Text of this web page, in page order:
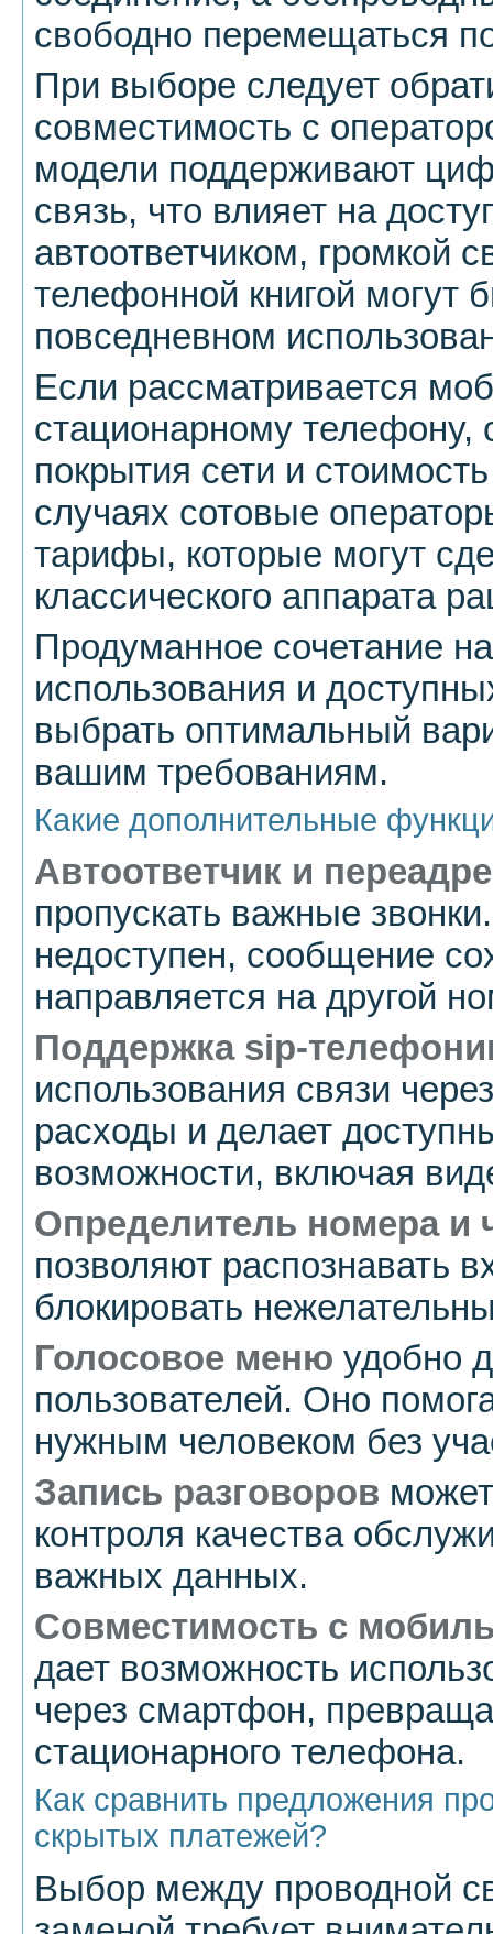
свободно перемещаться
При выборе следует
совместимость с
модели поддерживают
связь, что влияет на
автоответчиком, громкой
телефонной книгой могут
повседневном
Если рассматривается
стационарному телефону,
покрытия сети и
случаях сотовые
тарифы, которые могут
классического аппарата
Продуманное сочетание
использования и
выбрать оптимальный
вашим требованиям.
Какие дополнительные
Автоответчик и
пропускать важные
недоступен, сообщение
направляется на другой
Поддержка sip-
использования связи
расходы и делает
возможности, включая
Определитель номера и
позволяют распознавать
блокировать
Голосовое меню удобно
пользователей. Оно
нужным человеком без
Запись разговоров
контроля качества
важных данных.
Совместимость с
дает возможность
через смартфон,
стационарного телефона.
Как сравнить предложения
скрытых платежей?
Выбор между проводной